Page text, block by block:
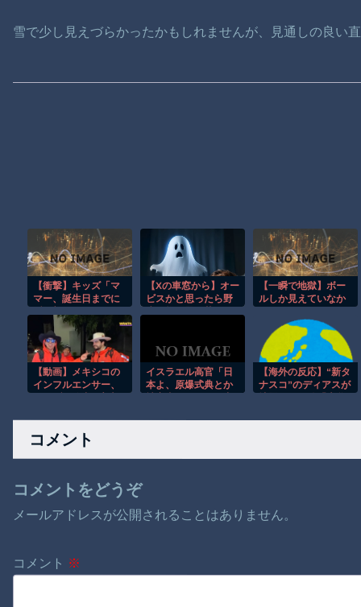
雪で少し見えづらかったかもしれませんが、見通しの良い
【衝撃】キッズ「マ
マー、誕生日までに
親「わかった」→結
果ｗｗｗｗ
【Xの車窓から】オー
ビスかと思ったら野
【一瞬で地獄】ボー
ルしか見えていなか
襲った悪夢
【動画】メキシコの
インフルエンサー、
イスラエル高官「日
本よ、原爆式典とか
に」
【海外の反応】“新タ
ナスコ”のディアスが
もな契約がない…」
コメント
コメントをどうぞ
メールアドレスが公開されることはありません。
コメント ※